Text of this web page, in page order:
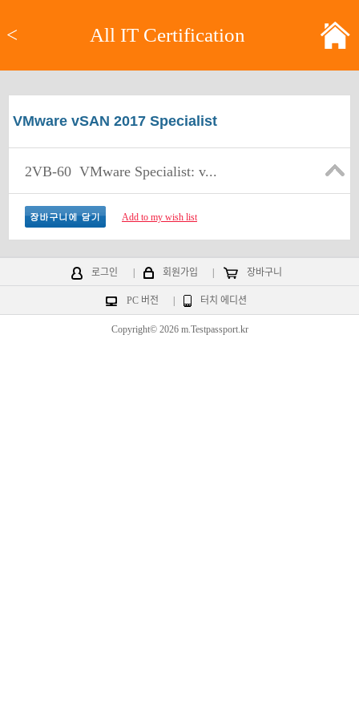
< All IT Certification
VMware vSAN 2017 Specialist
2VB-60 VMware Specialist: v...
Add to my wish list
로그인 회원가입 장바구니
PC 버전 터치 에디션
Copyright© 2026 m.Testpassport.kr